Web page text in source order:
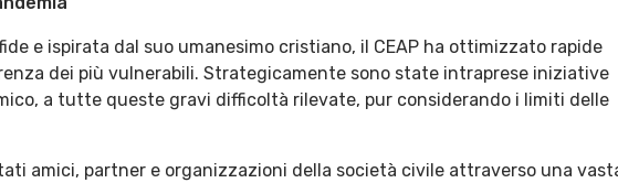
e ispirata dal suo umanesimo cristiano, il CEAP ha ottimizzato rapide
dei più vulnerabili. Strategicamente sono state intraprese iniziative
a tutte queste gravi difficoltà rilevate, pur considerando i limiti delle
amici, partner e organizzazioni della società civile attraverso una